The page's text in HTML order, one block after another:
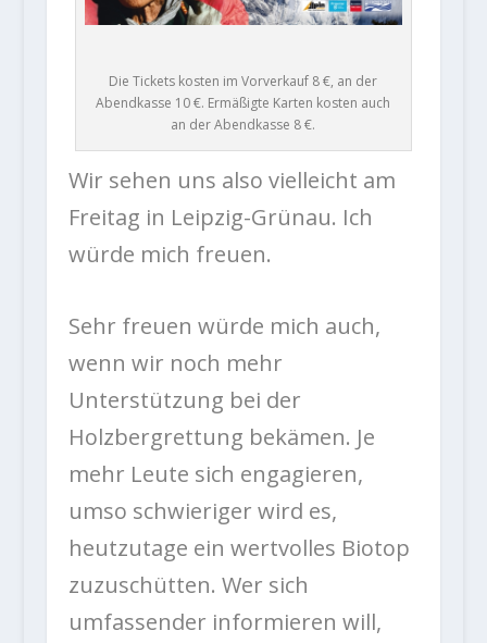
Die Tickets kosten im Vorverkauf 8 €, an der
Abendkasse 10 €. Ermäßigte Karten kosten auch
an der Abendkasse 8 €.
Wir sehen uns also vielleicht am
Freitag in Leipzig-Grünau. Ich
würde mich freuen.
Sehr freuen würde mich auch,
wenn wir noch mehr
Unterstützung bei der
Holzbergrettung bekämen. Je
mehr Leute sich engagieren,
umso schwieriger wird es,
heutzutage ein wertvolles Biotop
zuzuschütten. Wer sich
umfassender informieren will,